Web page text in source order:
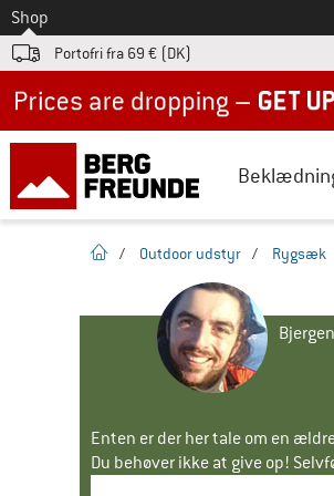
Til
Shop
Portofri fra 69 € (DK)
Hjemmeside
/ Outdoor udstyr / Rygsæk
Enten er der her tale om en
Du behøver ikke at give op!